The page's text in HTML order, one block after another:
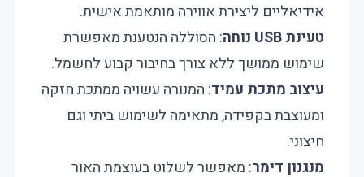
אידיאליים ליצירת אווירה מותאמת אישית.
טעינת USB נוחה
: הסוללה הנטענת מאפשרת
שימוש ממושך ללא צורך בחיבור קבוע לחשמל.
עיצוב מתכת עמיד: המנורה עשויה ממתכת חזקה
ומעוצבת בקפידה, מתאימה לשימוש ביתי וגם
חיצוני.
מנגנון דימר: מאפשר לשלוט בעוצמת האור